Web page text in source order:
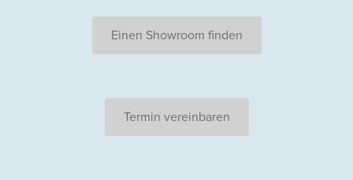
Einen Showroom finden
Termin vereinbaren